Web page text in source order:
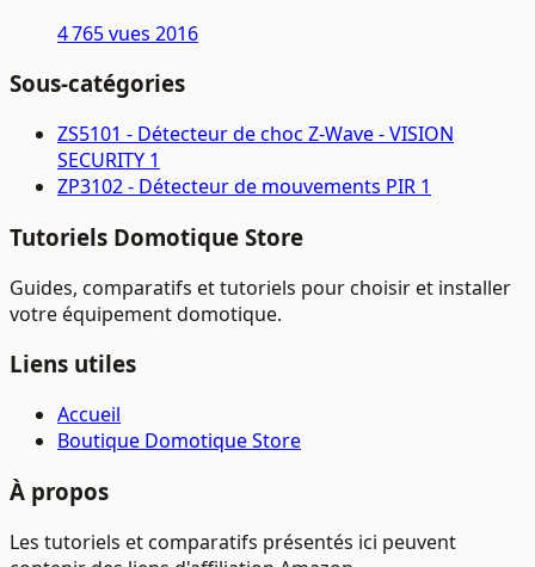
4 765 vues 2016
Sous-catégories
ZS5101 - Détecteur de choc Z-Wave - VISION
SECURITY 1
ZP3102 - Détecteur de mouvements PIR 1
Tutoriels Domotique Store
Guides, comparatifs et tutoriels pour choisir et installer
votre équipement domotique.
Liens utiles
Accueil
Boutique Domotique Store
À propos
Les tutoriels et comparatifs présentés ici peuvent